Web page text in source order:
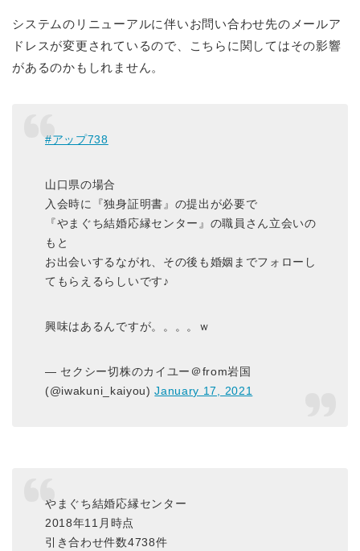
システムのリニューアルに伴いお問い合わせ先のメールア
ドレスが変更されているので、こちらに関してはその影響
があるのかもしれません。
#アップ738
山口県の場合
入会時に『独身証明書』の提出が必要で
『やまぐち結婚応縁センター』の職員さん立会いの
もと
お出会いするながれ、その後も婚姻までフォローし
てもらえるらしいです♪
興味はあるんですが。。。。ｗ
— セクシー切株のカイユー＠from岩国
(@iwakuni_kaiyou)January 17, 2021
やまぐち結婚応縁センター
2018年11月時点
引き合わせ件数4738件